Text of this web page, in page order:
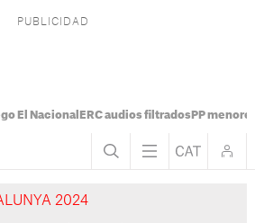
El Nacional ERC audios filtradosPP
2024